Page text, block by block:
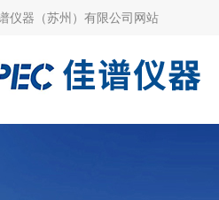
仪器（苏州）有限公司网站